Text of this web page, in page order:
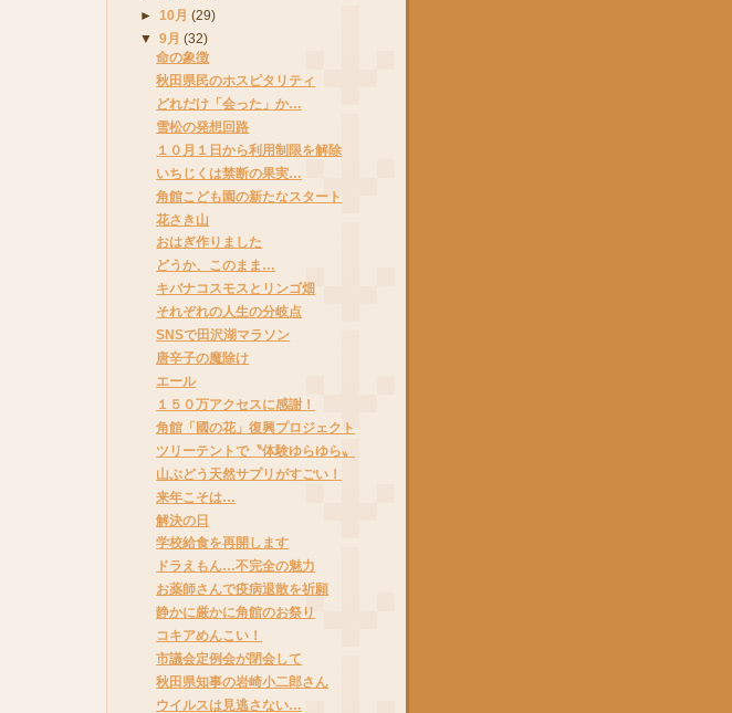
► 10月(29)
▼9月(32)
命の象徴
秋田県民のホスピタリティ
どれだけ「会った」か…
雪松の発想回路
１０月１日から利用制限を解除
いちじくは禁断の果実…
角館こども園の新たなスタート
花さき山
おはぎ作りました
どうか、このまま…
キバナコスモスとリンゴ畑
それぞれの人生の分岐点
SNSで田沢湖マラソン
唐辛子の魔除け
エール
１５０万アクセスに感謝！
角館「國の花」復興プロジェクト
ツリーテントで〝体験ゆらゆら〟
山ぶどう天然サプリがすごい！
来年こそは…
解決の日
学校給食を再開します
ドラえもん…不完全の魅力
お薬師さんで疫病退散を祈願
静かに厳かに角館のお祭り
コキアめんこい！
市議会定例会が閉会して
秋田県知事の岩崎小二郎さん
ウイルスは見逃さない…